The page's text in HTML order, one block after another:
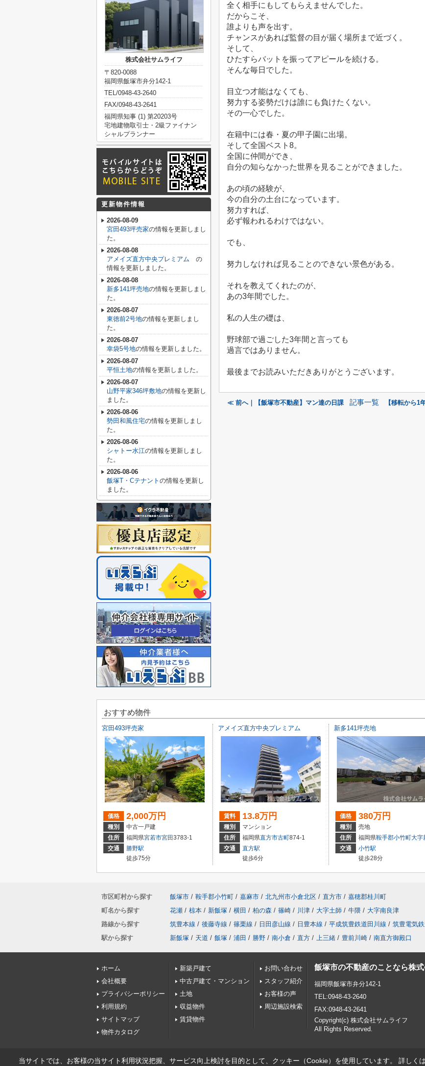
全く相手にもしてもらえませんでした。
だからこそ、
誰よりも声を出す。
チャンスがあれば監督の目が届く場所まで近づく。
そして、
ひたすらバットを振ってアピールを続ける。
そんな毎日でした。
目立つ才能はなくても、
努力する姿勢だけは誰にも負けたくない。
その一心でした。
在籍中には春・夏の甲子園に出場。
そして全国ベスト 8。
全国に仲間ができ、
自分の知らなかった世界を見ることができました。
あの頃の経験が、
今の自分の土台になっています。
努力すれば、
必ず報われるわけではない。
でも、
努力しなければ見ることのできない景色がある。
それを教えてくれたのが、
あの3年間でした。
私の人生の礎は、
野球部で過ごした3年間と言っても
過言ではありません。
最後までお読みいただきありがとうございます。
≪ 前へ｜【飯塚市不動産】マン達の日課 記事一覧 【移転から
株式会社サムライフ
〒820-0088
福岡県飯塚市弁分142-1
TEL/0948-43-2640
FAX/0948-43-2641
福岡県知事 (1) 第20203号
宅地建物取引士・2級ファイナン
シャルプランナー
更新物件情報
2026-08-09
宮田493坪売家の情報を更新しまし
た。
2026-08-08
アメイズ直方中央プレミアム の
情報を更新しました。
2026-08-08
新多141坪売地の情報を更新しまし
た。
2026-08-07
東徳前2号地の情報を更新しまし
た。
2026-08-07
幸袋5号地の情報を更新しました。
2026-08-07
平恒土地の情報を更新しました。
2026-08-07
山野平家346坪敷地の情報を更新し
ました。
2026-08-06
勢田和風住宅の情報を更新しまし
た。
2026-08-06
シャトー水江の情報を更新しまし
た。
2026-08-06
飯塚T・Cテナント の情報を更新し
ました。
おすすめ物件
宮田493坪売家
価格 2,000万円
種別
中古一戸建
住所
福岡県宮若市宮田3783-1
交通
勝野駅
徒歩75分
アメイズ直方中央プレミアム
賃料 13.8万円
種別
マンション
住所
福岡県直方市古町874-1
交通
直方駅
徒歩6分
新多141坪売地
価格 380万円
種別
売地
住所
福岡県鞍手郡小竹町大字
交通
小竹駅
徒歩28分
市区町村から探す 飯塚市 / 鞍手郡小竹町 / 嘉麻市 / 北九州市小倉北区 / 直方市 / 嘉穂郡桂川町
町名から探す
花瀬 / 椋本 / 新飯塚 / 横田 / 柏の森 / 篠崎 / 川津 / 大字土師 / 牛隈 / 大字南良津
路線から探す
筑豊本線 / 後藤寺線 / 篠栗線 / 日田彦山線 / 日豊本線 / 平成筑豊鉄道田川線 / 筑豊電気
駅から探す
新飯塚 / 天道 / 飯塚 / 浦田 / 勝野 / 南小倉 / 直方 / 上三緒 / 豊前川崎 / 南直方御殿口
ホーム
会社概要
プライバシーポリシー
利用規約
サイトマップ
物件カタログ
新築戸建て
中古戸建て・マンション
土地
収益物件
賃貸物件
お問い合わせ
スタッフ紹介
お客様の声
周辺施設検索
飯塚市の不動産のことなら株
福岡県飯塚市弁分142-1
TEL:0948-43-2640
FAX:0948-43-2641
Copyright(c) 株式会社サムライフ
All Rights Reserved.
当サイトでは、お客様の当サイト利用状況把握、サービス向上検討を目的として、クッキー（Cookie）を使用しています。 詳しく